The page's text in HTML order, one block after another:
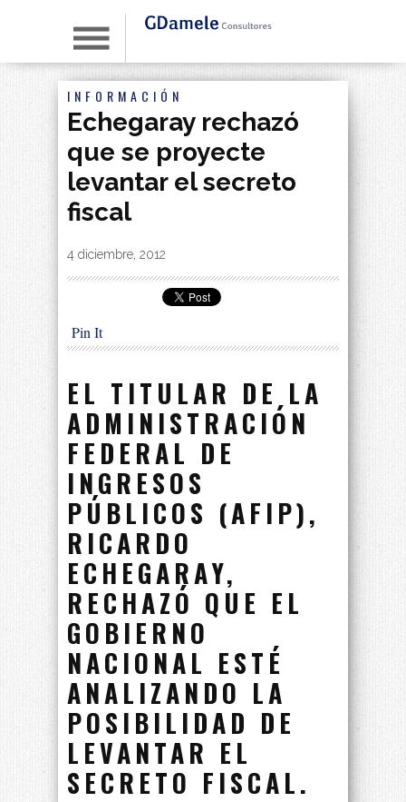
INFORMACIÓN
Echegaray rechazó
que se proyecte
levantar el secreto
fiscal
By|
4 diciembre, 2012
Pin It
EL TITULAR DE LA
ADMINISTRACIÓN
FEDERAL DE
INGRESOS
PÚBLICOS (AFIP),
RICARDO
ECHEGARAY,
RECHAZÓ QUE EL
GOBIERNO
NACIONAL ESTÉ
ANALIZANDO LA
POSIBILIDAD DE
LEVANTAR EL
SECRETO FISCAL.